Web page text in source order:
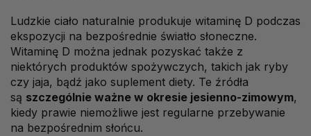
Ludzkie ciało naturalnie produkuje witaminę D podczas
ekspozycji na bezpośrednie światło słoneczne.
Witaminę D można jednak pozyskać także z
niektórych produktów spożywczych, takich jak ryby
czy jaja, bądź jako suplement diety. Te źródła
są szczególnie ważne w okresie jesienno-zimowym,
kiedy prawie niemożliwe jest regularne przebywanie
na bezpośrednim słońcu.